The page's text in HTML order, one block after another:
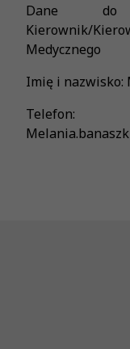
Dane do
Kierownik/
Medycznego
Imię i nazwisko: